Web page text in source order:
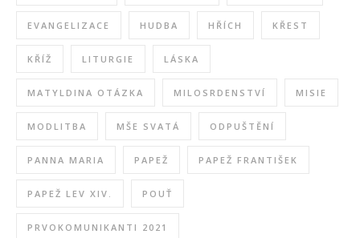
EVANGELIZACE HUDBA HŘÍCH KŘEST
KŘÍŽ LITURGIE LÁSKA
MATYLDINA OTÁZKA MILOSRDENSTVÍ MISIE
MODLITBA MŠE SVATÁ ODPUŠTĚNÍ
PANNA MARIA PAPEŽ PAPEŽ FRANTIŠEK
PAPEŽ LEV XIV. POUŤ
PRVOKOMUNIKANTI 2021